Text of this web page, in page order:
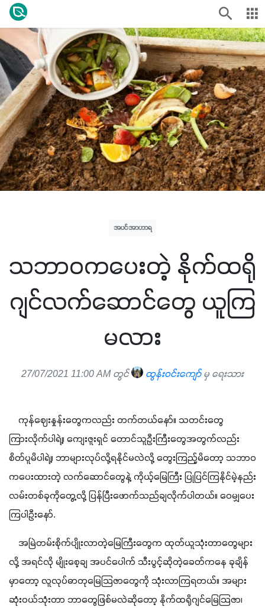
အပင်အာဟာရ
သဘာဝကပေးတဲ့ နိုက်ထရို
ဂျင်လက်ဆောင်တွေ ယူကြ
မလား
27/07/2021 11:00 AM တွင် ထွန်းဝင်းကျော်မှ ရေးသား
ကုန်ဈေးနှုန်းတွေကလည်း တက်တယ်နော်။ သတင်းတွေ
ကြားလိုက်ပါရဲ့။ ကျေးဇူးရှင် တောင်သူဦးကြီးတွေအတွက်လည်း
စိတ်ပူမိပါရဲ့။ ဘာများလုပ်လို့ရနိုင်မလဲလို့ တွေးကြည့်မိတော့ သဘာဝ
ကပေးထားတဲ့ လက်ဆောင်တွေနဲ့ ကိုယ့်မြေကြီး ပြုပြင်ကြနိုင်မဲ့နည်း
လမ်းတစ်ခုကိုတွေ့လို့ ပြန်ပြီးဖောက်သည်ချလိုက်ပါတယ်။ ဝေမျှပေး
ကြပါဦးနော်.
အမြဲတမ်းစိုက်ပျိုးလာတဲ့မြေကြီးတွေက ထုတ်ယူသုံးတာတွေများ
လို့ အရင်လို မျိုးစေ့ချ အပင်ပေါက် သီးပွင့်ဆိုတဲ့ခေတ်ကနေ ခုချိန်
မှာတော့ လူလုပ်ဓာတုမြေသြဇာတွေကို သုံးလာကြရတယ်။ အများ
ဆုံးဝယ်သုံးတာ ဘာတွေဖြစ်မလဲဆိုတော့ နိုက်ထရိုဂျင်မြေသြဇာ၊